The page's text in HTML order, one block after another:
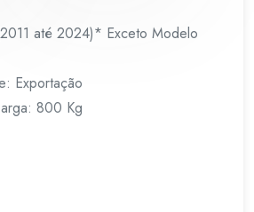
até 2024)* Exceto Modelo
Exportação
800 Kg